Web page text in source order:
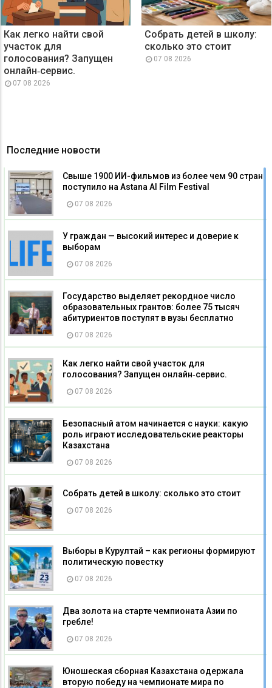
Как легко найти свой
участок для
голосования? Запущен
онлайн‑сервис.
07 08 2026
Собрать детей в школу:
сколько это стоит
07 08 2026
Последние новости
Свыше 1900 ИИ-фильмов из более чем 90 стран
поступило на Astana AI Film Festival
07 08 2026
У граждан — высокий интерес и доверие к
выборам
07 08 2026
Государство выделяет рекордное число
образовательных грантов: более 75 тысяч
абитуриентов поступят в вузы бесплатно
07 08 2026
Как легко найти свой участок для
голосования? Запущен онлайн‑сервис.
07 08 2026
Безопасный атом начинается с науки: какую
роль играют исследовательские реакторы
Казахстана
07 08 2026
Собрать детей в школу: сколько это стоит
07 08 2026
Выборы в Курултай – как регионы формируют
политическую повестку
07 08 2026
Два золота на старте чемпионата Азии по
гребле!
07 08 2026
Юношеская сборная Казахстана одержала
вторую победу на чемпионате мира по